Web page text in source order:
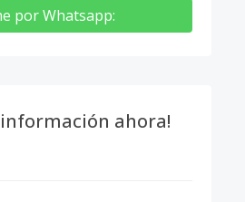
por Whatsapp:
ahora!